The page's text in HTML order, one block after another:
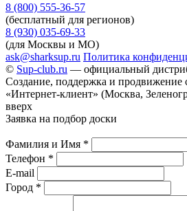
8 (800) 555-36-57
(бесплатный для регионов)
8 (930) 035-69-33
(для Москвы и МО)
ask@sharksup.ru Политика
© Sup-club.ru — официальный
Создание, поддержка и
«Интернет-клиент» (Москва,
вверх
Заявка на подбор доски
Фамилия и Имя *
Телефон *
E-mail
Город *